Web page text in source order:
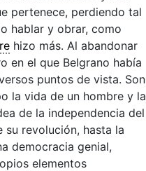
pertenece, perdiendo tal
hablar y obrar, como
hizo más. Al abandonar
en el que Belgrano había
puntos de vista. Son
la vida de un hombre y la
de la independencia del
su revolución, hasta la
democracia genial,
elementos